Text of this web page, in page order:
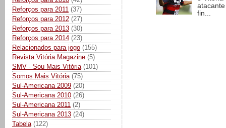
Reforços para 2011 (37)
Reforços para 2012 (27)
Reforços para 2013 (30)
Reforços para 2014 (23)
Relacionados para jogo (155)
Revista Vitória Magazine (5)
SMV - Sou Mais Vitória (101)
Somos Mais Vitória (75)
Sul-Americana 2009 (20)
Sul-Americana 2010 (26)
Sul-Americana 2011 (2)
Sul-Americana 2013 (24)
Tabela (122)
fin...